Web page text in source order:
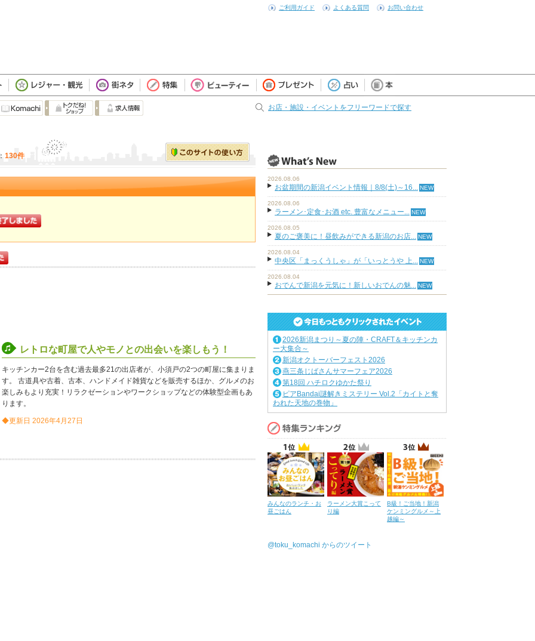
ご利用ガイド よくある質問 お問い合わせ
お店・施設・イベントをフリーワードで探す
130件
レトロな町屋で人やモノとの出会いを楽しもう！
キッチンカー2台を含む過去最多21の出店者が、小須戸の2つの町屋に集まりま
す。 古道具や古着、古本、ハンドメイド雑貨などを販売するほか、グルメのお
楽しみもより充実！リラクゼーションやワークショップなどの体験型企画もあ
ります。
◆更新日 2026年4月27日
2026.08.06
お盆期間の新潟イベント情報｜8/8(土)～16...
2026.08.06
ラーメン･定食･お酒 etc. 豊富なメニュー...
2026.08.05
夏のご褒美に！昼飲みができる新潟のお店...
2026.08.04
中央区「まっくうしゃ」が「いっとうや 上...
2026.08.04
おでんで新潟を元気に！新しいおでんの魅...
2026新潟まつり～夏の陣・CRAFT＆キッチンカ
ー大集合～
新潟オクトーバーフェスト2026
燕三条じばさんサマーフェア2026
第18回 ハチロクゆかた祭り
ピアBandai謎解きミステリー Vol.2「カイトと奪
われた天地の巻物」
みんなのランチ・お
昼ごはん
ラーメン大賞こって
り編
B級！ご当地！新潟
ケンミングルメ～上
越編～
@toku_komachi からのツイート